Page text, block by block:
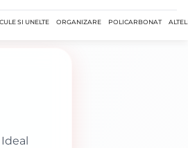
SI UNELTE ORGANIZARE POLICARBONAT